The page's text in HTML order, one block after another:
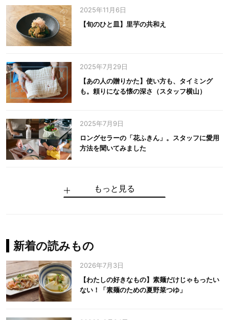
2025年11月6日
【旬のひと皿】里芋の共和え
2025年7月29日
【あの人の贈りかた】使い方も、タイミング
も。頼りになる懐の深さ（スタッフ横山）
2025年7月9日
ロングセラーの「花ふきん」。スタッフに愛用
方法を聞いてみました
手仕事だからできる“いいもの”を作り続ける。
麻の老舗が届けたい、麻の魅力をのせた衣「中
中川政七商店の謎を解く、6つの問いと1つの答
100年先の日本に工芸があるように。中川政七
中川政七商店スタッフが綴る「今日も、土鍋ま
【わたしの好きなもの】素麺だけじゃもったい
もっと見る
新着の読みもの
2026年7月3日
【わたしの好きなもの】素麺だけじゃもったい
ない！「素麺のための夏野菜つゆ」